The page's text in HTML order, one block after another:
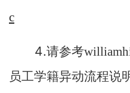
c
4.请参考
员工学籍异动流程说